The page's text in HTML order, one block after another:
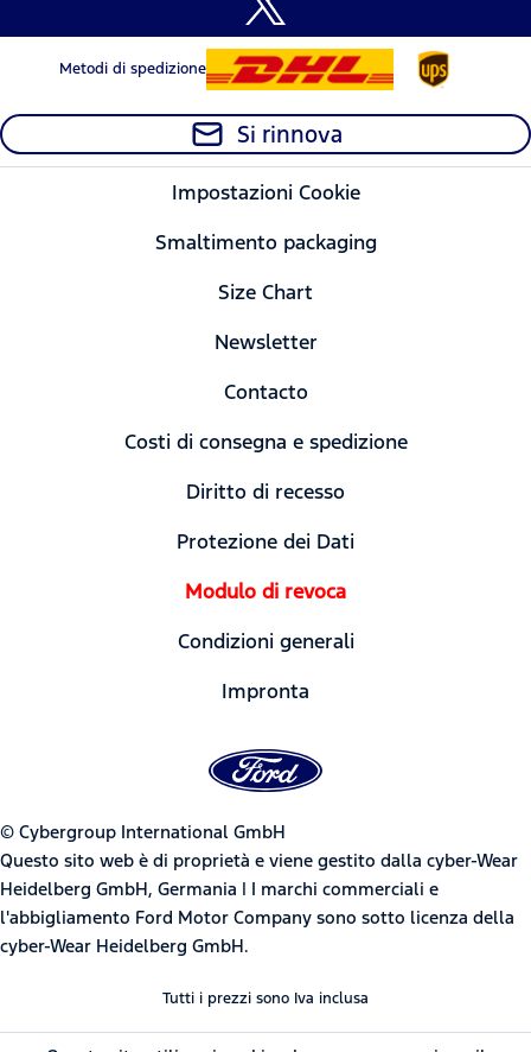
Metodi di spedizione
Si rinnova
Impostazioni Cookie
Smaltimento packaging
Size Chart
Newsletter
Contacto
Costi di consegna e spedizione
Diritto di recesso
Protezione dei Dati
Modulo di revoca
Condizioni generali
Impronta
© Cybergroup International GmbH
Questo sito web è di proprietà e viene gestito dalla cyber-Wear
Heidelberg GmbH, Germania | I marchi commerciali e
l'abbigliamento Ford Motor Company sono sotto licenza della
cyber-Wear Heidelberg GmbH.
Tutti i prezzi sono Iva inclusa